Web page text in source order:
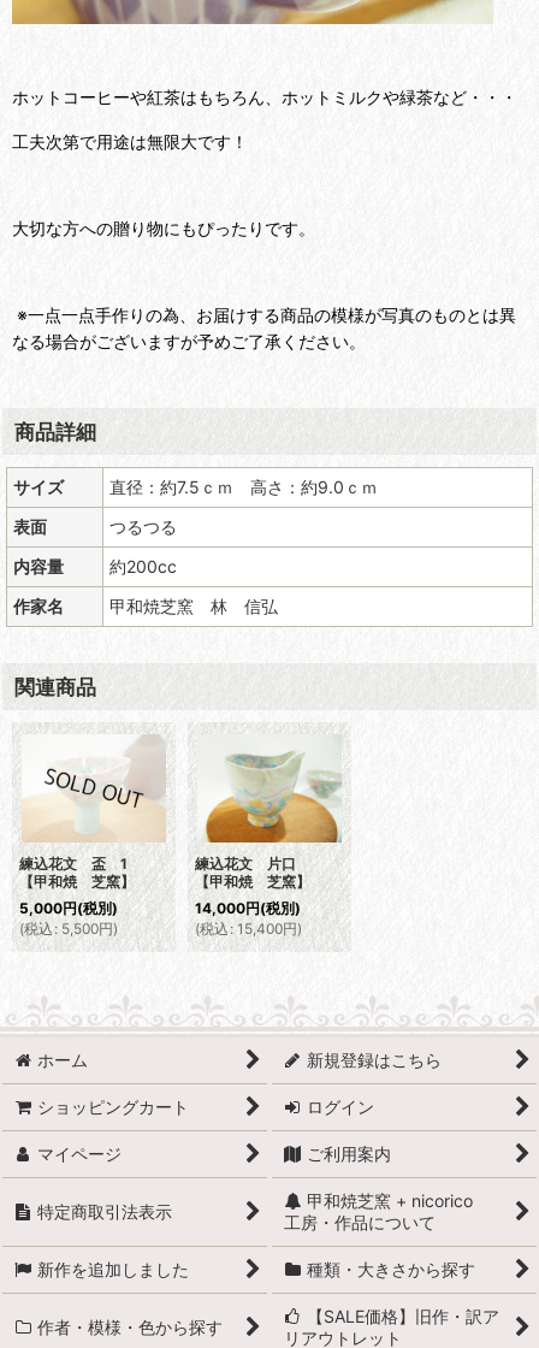
ホットコーヒーや紅茶はもちろん、ホットミルクや緑茶など・・・
工夫次第で用途は無限大です！
大切な方への贈り物にもぴったりです。
※一点一点手作りの為、お届けする商品の模様が写真のものとは異
なる場合がございますが予めご了承ください。
商品詳細
サイズ
直径：約7.5ｃｍ 高さ：約9.0ｃｍ
表面
つるつる
内容量
約200cc
作家名
甲和焼芝窯 林 信弘
関連商品
練込花文 盃 1
【甲和焼 芝窯】
5,000円(税別)
(税込: 5,500円)
練込花文 片口
【甲和焼 芝窯】
14,000円(税別)
(税込: 15,400円)
ホーム 新規登録はこちら
ショッピングカート ログイン
マイページ ご利用案内
特定商取引法表示
甲和焼芝窯 + nicorico
工房・作品について
新作を追加しました 種類・大きさから探す
作者・模様・色から探す
【SALE価格】旧作・訳ア
リアウトレット